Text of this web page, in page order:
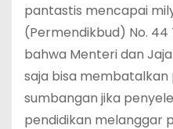
pantastis mencapai
(Permendikbud) No. 44
bahwa Menteri dan
saja bisa
sumbangan jika
pendidikan melanggar